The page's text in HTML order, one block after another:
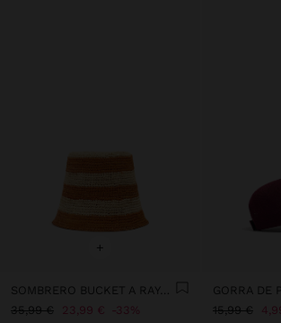
+
SOMBRERO BUCKET A RAYAS DE RAFIA
35,99 €
23,99 € 33%
GORRA DE
15,99 €